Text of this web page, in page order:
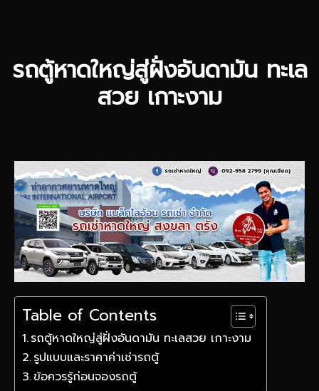
รถตู้หาดใหญ่สู่ฝั่งอันดามัน ทะเล
สวย เกาะงาม
Table of Contents
รถตู้หาดใหญ่สู่ฝั่งอันดามัน ทะเลสวย เกาะงาม
รูปแบบและราคาค่าเช่ารถตู้
ข้อควรรู้ก่อนจองรถตู้